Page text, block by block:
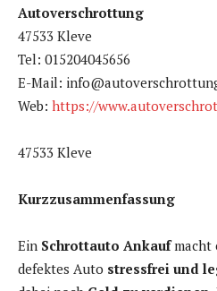
Autoverschrottung
47533 Kleve
Tel: 015204045656
E-Mail:
Web: https://
47533 Kleve
Kurzzusammenfassung
Ein Schrottauto Ankaufmacht
defektes Auto stressfrei und